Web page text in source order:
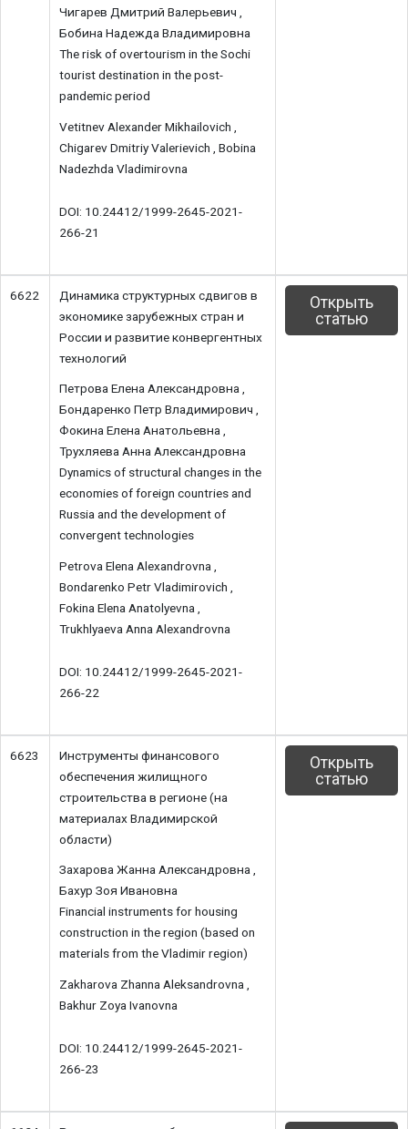
Чигарев Дмитрий Валерьевич ,
Бобина Надежда Владимировна
The risk of overtourism in the Sochi
tourist destination in the post-
pandemic period
Vetitnev Alexander Mikhailovich ,
Chigarev Dmitriy Valerievich , Bobina
Nadezhda Vladimirovna
DOI: 10.24412/1999-2645-2021-
266-21
6622
Динамика структурных сдвигов в
экономике зарубежных стран и
России и развитие конвергентных
технологий
Петрова Елена Александровна ,
Бондаренко Петр Владимирович ,
Фокина Елена Анатольевна ,
Трухляева Анна Александровна
Dynamics of structural changes in the
economies of foreign countries and
Russia and the development of
convergent technologies
Petrova Elena Alexandrovna ,
Bondarenko Petr Vladimirovich ,
Fokina Elena Anatolyevna ,
Trukhlyaeva Anna Alexandrovna
DOI: 10.24412/1999-2645-2021-
266-22
Открыть
статью
6623
Инструменты финансового
обеспечения жилищного
строительства в регионе (на
материалах Владимирской
области)
Захарова Жанна Александровна ,
Бахур Зоя Ивановна
Financial instruments for housing
construction in the region (based on
materials from the Vladimir region)
Zakharova Zhanna Aleksandrovna ,
Bakhur Zoya Ivanovna
DOI: 10.24412/1999-2645-2021-
266-23
Открыть
статью